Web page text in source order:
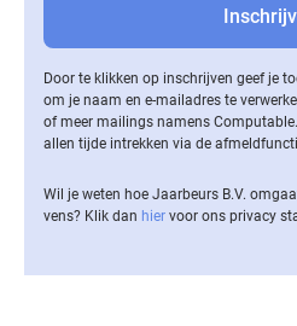
Door te klikken op inschrijven geef je
om je naam en e-mailadres te
of meer mailings namens
allen tijde intrekken via de
Wil je weten hoe Jaarbeurs B.V.
vens? Klik dan hier voor ons privacy